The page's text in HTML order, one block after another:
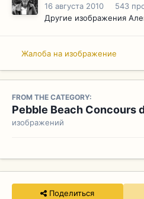
16 августа 2010
543
Другие изображения
Жалоба на изображение
FROM THE CATEGORY:
Pebble Beach Concours
изображений
Поделиться